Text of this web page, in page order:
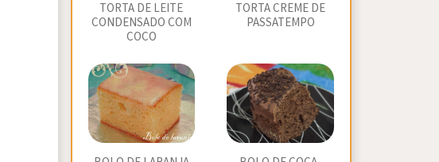
TORTA DE LEITE
CONDENSADO COM
COCO
TORTA CREME DE
PASSATEMPO